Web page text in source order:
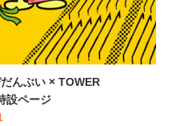
んぶい × TOWER
設ページ